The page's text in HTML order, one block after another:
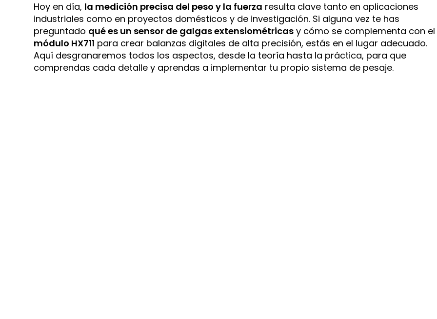
Hoy en día, la medición precisa del peso y la fuerza resulta clave tanto en aplicaciones
industriales como en proyectos domésticos y de investigación. Si alguna vez te has
preguntado qué es un sensor de galgas extensiométricas y cómo se complementa con el
módulo HX711 para crear balanzas digitales de alta precisión, estás en el lugar adecuado.
Aquí desgranaremos todos los aspectos, desde la teoría hasta la práctica, para que
comprendas cada detalle y aprendas a implementar tu propio sistema de pesaje.